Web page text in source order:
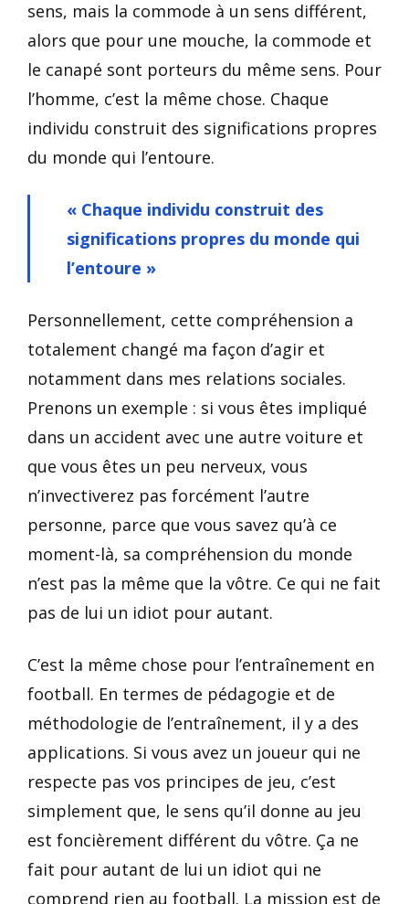
sens, mais la commode à un sens différent,
alors que pour une mouche, la commode et
le canapé sont porteurs du même sens. Pour
l’homme, c’est la même chose. Chaque
individu construit des significations propres
du monde qui l’entoure.
« Chaque individu construit des
significations propres du monde qui
l’entoure »
Personnellement, cette compréhension a
totalement changé ma façon d’agir et
notamment dans mes relations sociales.
Prenons un exemple : si vous êtes impliqué
dans un accident avec une autre voiture et
que vous êtes un peu nerveux, vous
n’invectiverez pas forcément l’autre
personne, parce que vous savez qu’à ce
moment-là, sa compréhension du monde
n’est pas la même que la vôtre. Ce qui ne fait
pas de lui un idiot pour autant.
C’est la même chose pour l’entraînement en
football. En termes de pédagogie et de
méthodologie de l’entraînement, il y a des
applications. Si vous avez un joueur qui ne
respecte pas vos principes de jeu, c’est
simplement que, le sens qu’il donne au jeu
est foncièrement différent du vôtre. Ça ne
fait pour autant de lui un idiot qui ne
comprend rien au football. La mission est de